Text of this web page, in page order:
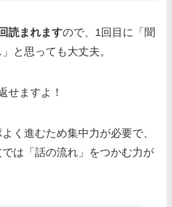
読まれますので、1回目に「聞
と思っても大丈夫。
せますよ！
く進むため集中力が必要で、
は「話の流れ」をつかむ力が